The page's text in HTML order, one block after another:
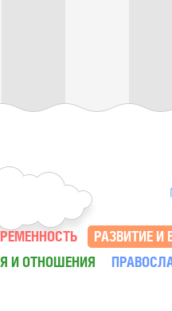
РАЗВИТИЕ И
И ОТНОШЕНИЯ